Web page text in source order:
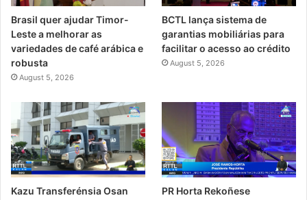
Brasil quer ajudar Timor-
Leste a melhorar as
variedades de café arábica e
robusta
August 5, 2026
BCTL lança sistema de
garantias mobiliárias para
facilitar o acesso ao crédito
August 5, 2026
Kazu Transferénsia Osan
PR Horta Rekoñese